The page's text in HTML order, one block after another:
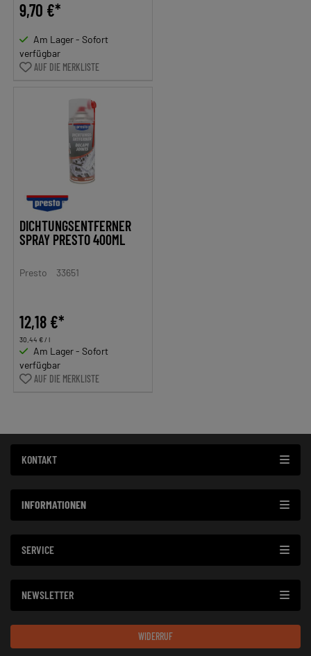
9,70 €*
Am Lager - Sofort
verfügbar
AUF DIE MERKLISTE
DICHTUNGSENTFERNER
SPRAY PRESTO 400ML
Presto 33651
12,18 €*
30,44 € / l
Am Lager - Sofort
verfügbar
AUF DIE MERKLISTE
KONTAKT
INFORMATIONEN
SERVICE
NEWSLETTER
WIDERRUF